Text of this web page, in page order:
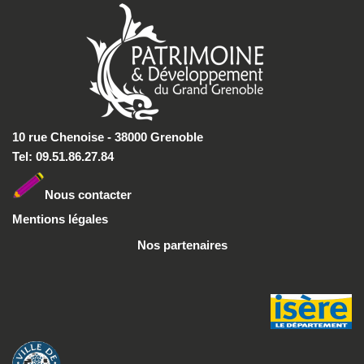
10 rue Chenoise - 38000 Grenoble
Tel: 09.51.86.27.84
Nous contacter
Mentions légales
Nos partenaires